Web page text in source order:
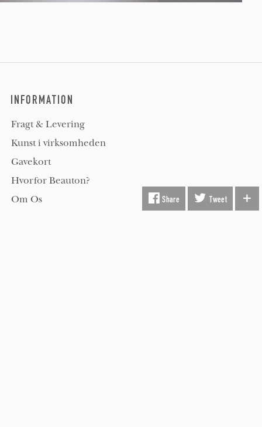
INFORMATION
Fragt & Levering
Kunst i virksomheden
Gavekort
Hvorfor Beauton?
Om Os
Share Tweet